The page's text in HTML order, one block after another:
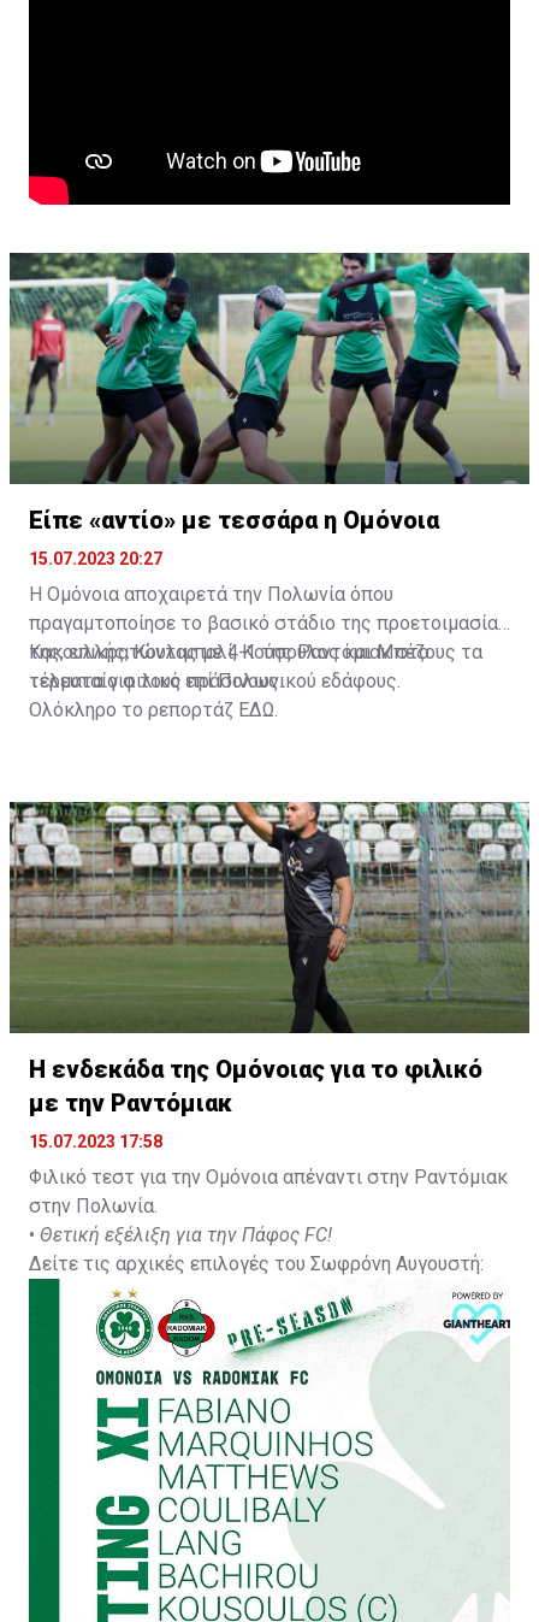
Είπε «αντίο» με τεσσάρα η Ομόνοια
15.07.2023 20:27
Η Ομόνοια αποχαιρετά την Πολωνία όπου
πραγαμτοποίησε το βασικό στάδιο της προετοιμασίας
της, επικρατώντας με 4-1 της Ραντόμιακ στο
τελευταίο φιλικό επί Πολωνικού εδάφους.
Κακουλλής, Κουλιμπαλί, Κούσουλος και Μπέζους τα
τέρματα για τους πράσινους.
Ολόκληρο το ρεπορτάζ ΕΔΩ.
Η ενδεκάδα της Ομόνοιας για το φιλικό
με την Ραντόμιακ
15.07.2023 17:58
Φιλικό τεστ για την Ομόνοια απέναντι στην Ραντόμιακ
στην Πολωνία.
• Θετική εξέλιξη για την Πάφος FC!
Δείτε τις αρχικές επιλογές του Σωφρόνη Αυγουστή: